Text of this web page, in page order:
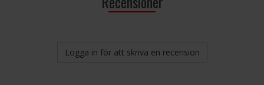
Logga in för att skriva en recension